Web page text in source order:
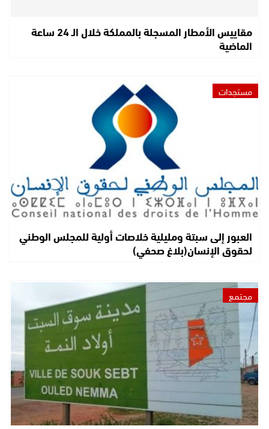
مقاييس الأمطار المسجلة بالمملكة خلال الـ 24 ساعة
الماضية
مستجدات
العبور إلى سبتة ومليلية خلاصات أولية للمجلس الوطني
لحقوق الإنسان(بلاغ صحفي)
مجتمع